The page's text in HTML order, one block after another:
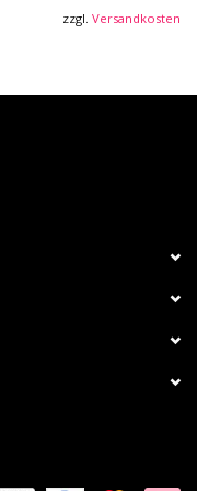
zzgl. Versandkosten